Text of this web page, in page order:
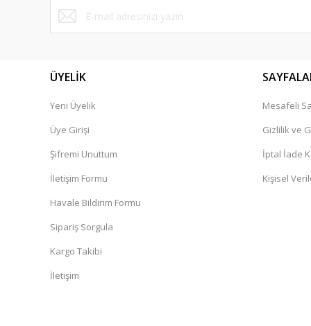
Ürün fiyatı diğer sitelerden daha pahalı.
Bu ürüne benzer farklı alternatifler olmalı.
ÜYELİK
Yeni Üyelik
Üye Girişi
Şifremi Unuttum
İletişim Formu
Havale Bildirim Formu
Sipariş Sorgula
Kargo Takibi
İletişim
Mesafeli
Gizlilik ve
İptal İade
Kişisel